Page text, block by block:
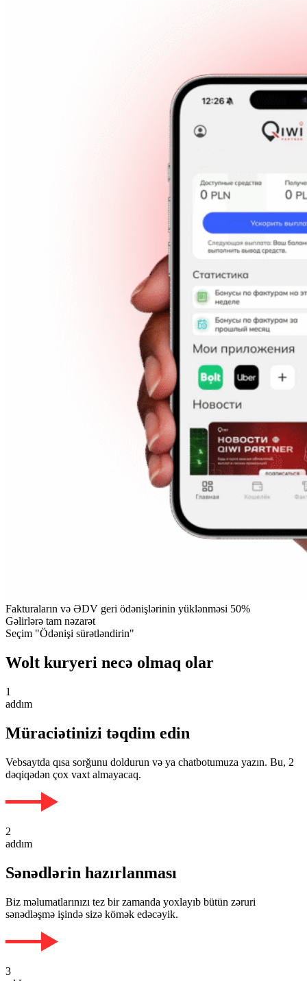
Fakturaların və ƏDV geri ödənişlərinin yüklənməsi 50%
Gəlirlərə tam nəzarət
Seçim "Ödənişi sürətləndirin"
Wolt kuryeri necə olmaq olar
1
addım
Müraciətinizi təqdim edin
Vebsaytda qısa sorğunu doldurun və ya chatbotumuza yazın. Bu, 2
dəqiqədən çox vaxt almayacaq.
2
addım
Sənədlərin hazırlanması
Biz məlumatlarınızı tez bir zamanda yoxlayıb bütün zəruri
sənədləşmə işində sizə kömək edəcəyik.
3